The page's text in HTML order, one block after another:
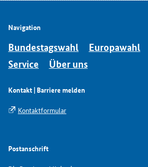
Navigation
Bundestagswahl Europawahl
Service
Über uns
Kontakt | Barriere melden
Kontaktformular
Postanschrift